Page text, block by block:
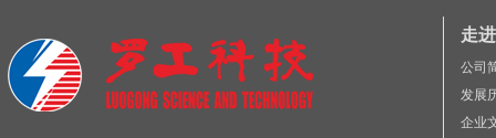
走
公司
发展
企业